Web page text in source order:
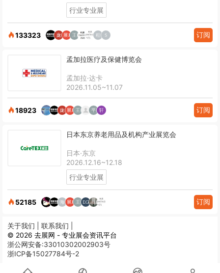
行业专业展
133323 订阅
孟加拉医疗及保健博览会
孟加拉·达卡
2026.11.05~11.07
18923 订阅
日本东京养老用品及机构产业展览会
日本·东京
2026.12.16~12.18
行业专业展
52185 订阅
关于我们 | 联系我们 |
© 2026 去展网 - 专业展会资讯平台
浙公网安备:33010302002903号
浙ICP备15027784号-2